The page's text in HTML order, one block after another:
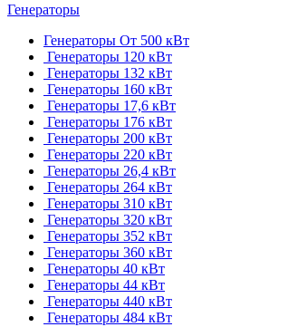
Генераторы
Генераторы От 500 кВт
Генераторы 120 кВт
Генераторы 132 кВт
Генераторы 160 кВт
Генераторы 17,6 кВт
Генераторы 176 кВт
Генераторы 200 кВт
Генераторы 220 кВт
Генераторы 26,4 кВт
Генераторы 264 кВт
Генераторы 310 кВт
Генераторы 320 кВт
Генераторы 352 кВт
Генераторы 360 кВт
Генераторы 40 кВт
Генераторы 44 кВт
Генераторы 440 кВт
Генераторы 484 кВт